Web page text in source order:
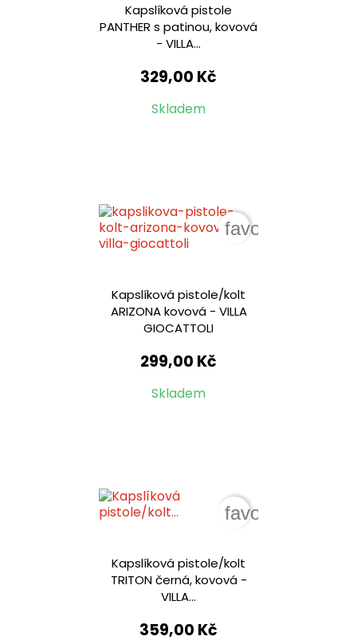
Kapslíková pistole
PANTHER s patinou, kovová
- VILLA...
329,00 Kč
Skladem
Kapslíková pistole/kolt
ARIZONA kovová - VILLA
GIOCATTOLI
299,00 Kč
Skladem
favorite_border
Kapslíková pistole/kolt
TRITON černá, kovová -
VILLA...
359,00 Kč
favorite_border